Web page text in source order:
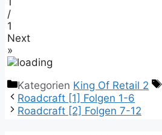
/
1
Next
»
Kategorien King Of Retail 2
Roadcraft [1] Folgen 1-6
Roadcraft [2] Folgen 7-12